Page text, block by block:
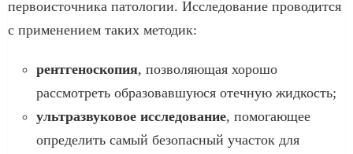
первоисточника патологии. Исследование проводится
с применением таких методик:
рентгеноскопия, позволяющая хорошо
рассмотреть образовавшуюся отечную жидкость;
ультразвуковое исследование, помогающее
определить самый безопасный участок для